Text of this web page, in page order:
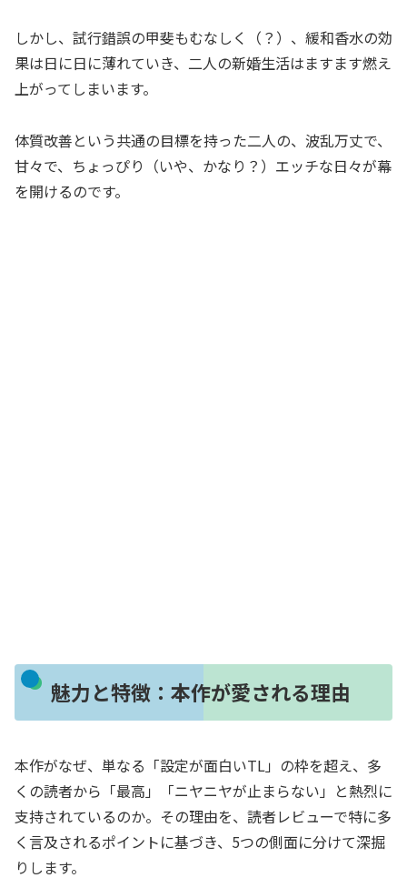
しかし、試行錯誤の甲斐もむなしく（？）、緩和香水の効
果は日に日に薄れていき、二人の新婚生活はますます燃え
上がってしまいます。
体質改善という共通の目標を持った二人の、波乱万丈で、
甘々で、ちょっぴり（いや、かなり？）エッチな日々が幕
を開けるのです。
魅力と特徴：本作が愛される理由
本作がなぜ、単なる「設定が面白いTL」の枠を超え、多
くの読者から「最高」「ニヤニヤが止まらない」と熱烈に
支持されているのか。その理由を、読者レビューで特に多
く言及されるポイントに基づき、5つの側面に分けて深掘
りします。